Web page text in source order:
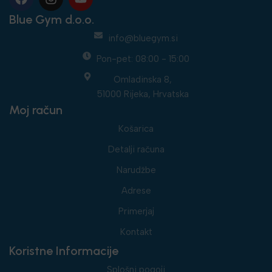
Blue Gym d.o.o.
info@bluegym.si
Pon-pet: 08:00 - 15:00
Omladinska 8,
51000 Rijeka, Hrvatska
Moj račun
Košarica
Detalji računa
Narudžbe
Adrese
Primerjaj
Kontakt
Koristne Informacije
Splošni pogoji